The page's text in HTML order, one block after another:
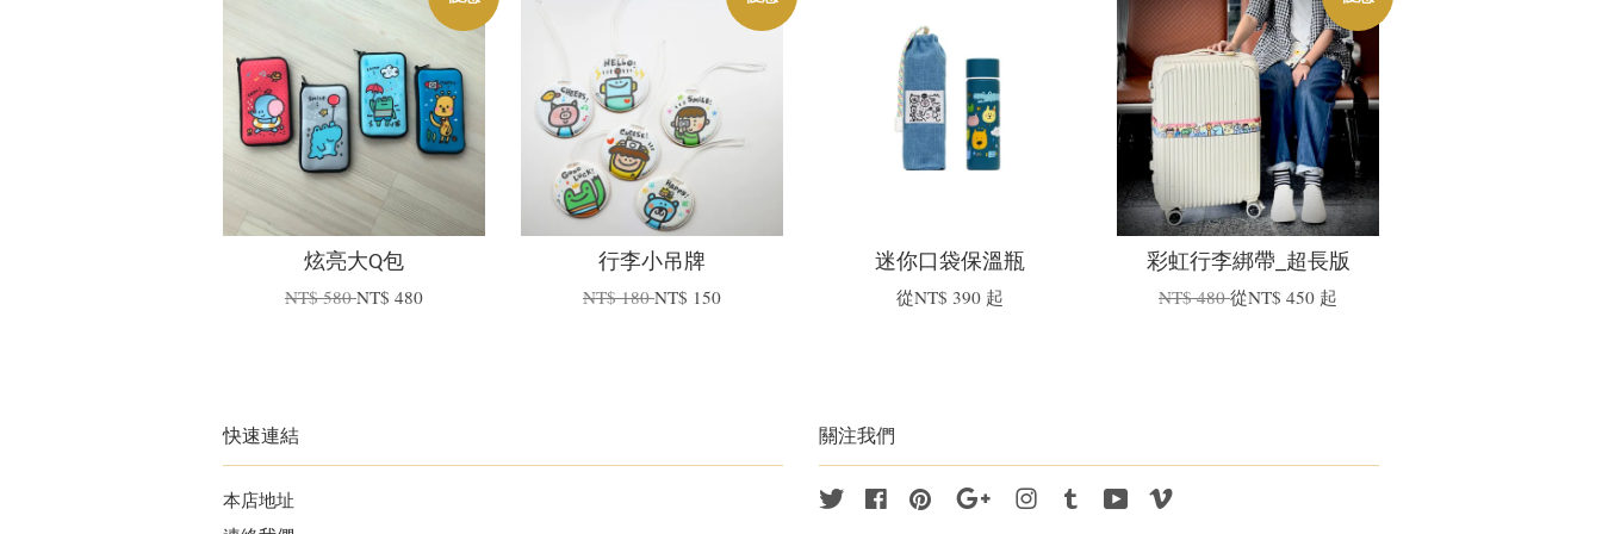
炫亮大Q包
NT$ 580NT$ 480
行李小吊牌
NT$ 180NT$ 150
迷你口袋保溫瓶
從NT$ 390 起
彩虹行李綁帶_超長版
NT$ 480從NT$ 450 起
快速連結
本店地址
關注我們
Twitter FacebookPinterest Google InstagramTumblr YouTube